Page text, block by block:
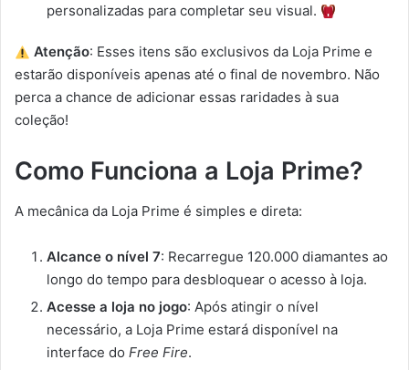
personalizadas para completar seu visual.
Atenção: Esses itens são exclusivos da Loja Prime e
estarão disponíveis apenas até o final de novembro. Não
perca a chance de adicionar essas raridades à sua
coleção!
Como Funciona a Loja Prime?
A mecânica da Loja Prime é simples e direta:
Alcance o nível 7: Recarregue 120.000 diamantes ao
longo do tempo para desbloquear o acesso à loja.
Acesse a loja no jogo: Após atingir o nível
necessário, a Loja Prime estará disponível na
interface do Free Fire.